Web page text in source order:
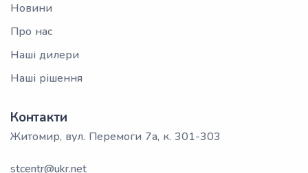
Новини
Про нас
Наші дилери
Наші рішення
Контакти
Житомир, вул. Перемоги 7а, к. 301-303
stcentr@ukr.net